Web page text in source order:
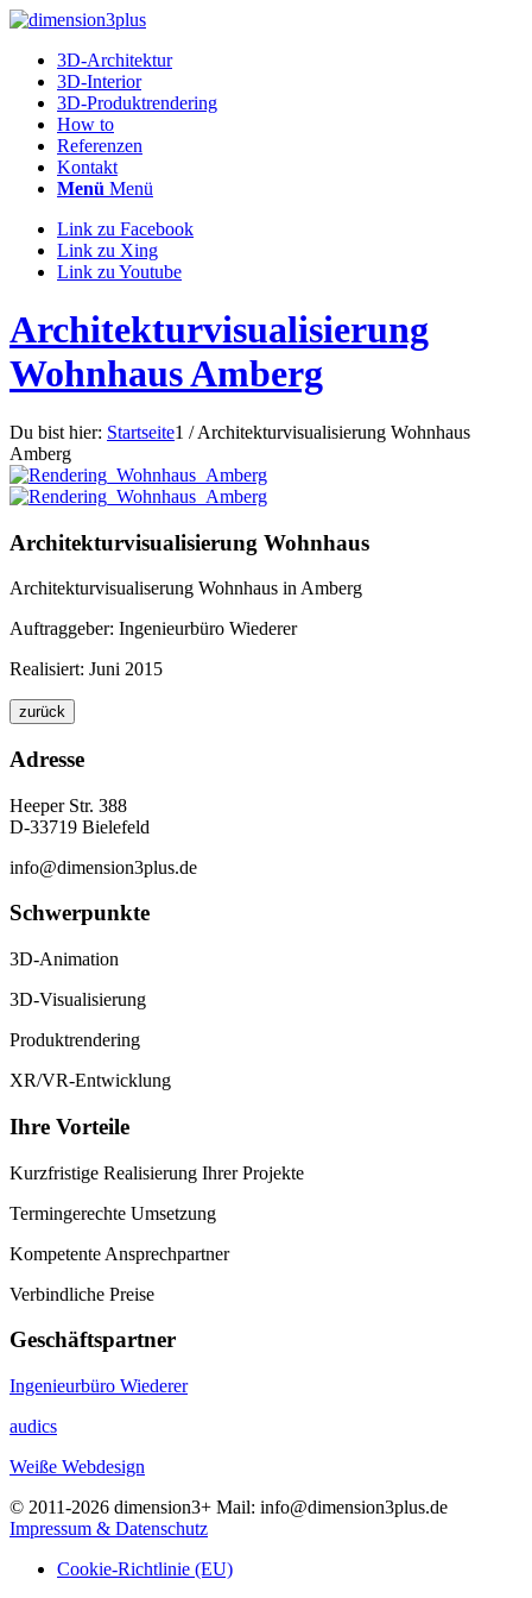
3D-Architektur
3D-Interior
3D-Produktrendering
How to
Referenzen
Kontakt
Menü Menü
Link zu Facebook
Link zu Xing
Link zu Youtube
Architekturvisualisierung
Wohnhaus Amberg
Du bist hier: Startseite1 / Architekturvisualisierung Wohnhaus
Amberg
Architekturvisualisierung Wohnhaus
Architekturvisualiserung Wohnhaus in Amberg
Auftraggeber: Ingenieurbüro Wiederer
Realisiert: Juni 2015
Adresse
Heeper Str. 388
D-33719 Bielefeld
info@dimension3plus.de
Schwerpunkte
3D-Animation
3D-Visualisierung
Produktrendering
XR/VR-Entwicklung
Ihre Vorteile
Kurzfristige Realisierung Ihrer Projekte
Termingerechte Umsetzung
Kompetente Ansprechpartner
Verbindliche Preise
Geschäftspartner
Ingenieurbüro Wiederer
audics
Weiße Webdesign
© 2011-2026 dimension3+ Mail: info@dimension3plus.de
Impressum & Datenschutz
Cookie-Richtlinie (EU)